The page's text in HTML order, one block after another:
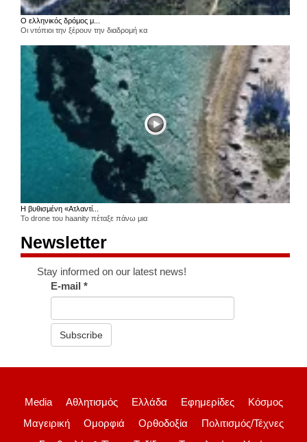
Ο ελληνικός δρόμος μ...
Οι ντόπιοι την ξέρουν την διαδρομή κα
Η βυθισμένη «Ατλαντί...
Το drone του haanity πέταξε πάνω μια
Newsletter
Stay informed on our latest news!
E-mail*
Subscribe
Media Αθλητισμός Ελλάδα Εφημερίδες
Κόσμος
Μαγειρική
Ομορφιά Ορθοδοξία
Πολιτισμός/Τέχνες